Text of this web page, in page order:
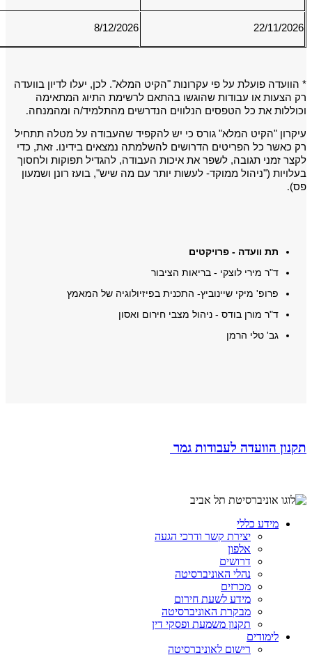
22/11/2026
8/12/2026
* הוועדה פועלת על פי עקרונות "הקיט המלא". לכן, יעלו לדיון בוועדה
רק הצעות או עבודות שהוגשו בהתאם לרשימת התיוג המתאימה
וכוללות את כל הטפסים הנלווים הנדרשים מהתלמיד/ה ומהמנחה.
עיקרון "הקיט המלא" גורס כי יש להקפיד שהעבודה על מטלה תתחיל
רק כאשר כל הפריטים הדרושים להשלמתה נמצאים בידינו. זאת, כדי
לקצר זמני תגובה, לשפר את איכות העבודה, להגדיל תפוקות ולחסוך
בעלויות ("ניהול ממוקד- לעשות יותר עם מה שיש", בועז רונן ושמעון
פס).
תת וועדה - פרויקטים
ד"ר מירי לוצקי - בריאות הציבור
פרופ' מיקי שיינוביץ- התכנית בפיזיולוגיה של המאמץ
ד"ר מורן בודס - ניהול מצבי חירום ואסון
גב' טלי הרמן
תקנון הוועדה לעבודות גמר
מידע כללי
יצירת קשר ודרכי הגעה
אלפון
דרושים
נהלי האוניברסיטה
מכרזים
מידע לשעת חירום
מבקרת האוניברסיטה
תקנון משמעת ופסקי דין
לימודים
רישום לאוניברסיטה